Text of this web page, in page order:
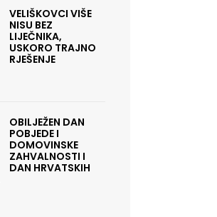
VELIŠKOVCI VIŠE
NISU BEZ
LIJEČNIKA,
USKORO TRAJNO
RJEŠENJE
OBILJEŽEN DAN
POBJEDE I
DOMOVINSKE
ZAHVALNOSTI I
DAN HRVATSKIH